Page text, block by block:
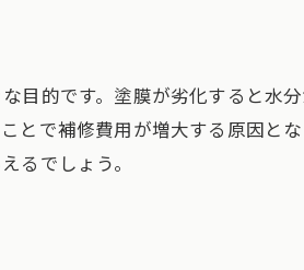
る影響を解説
塗装に与える影響とは
に強い住まいを実現
壁塗装を左右する理由
目的です。塗膜が劣化すると水
とで補修費用が増大する原因と
るでしょう。